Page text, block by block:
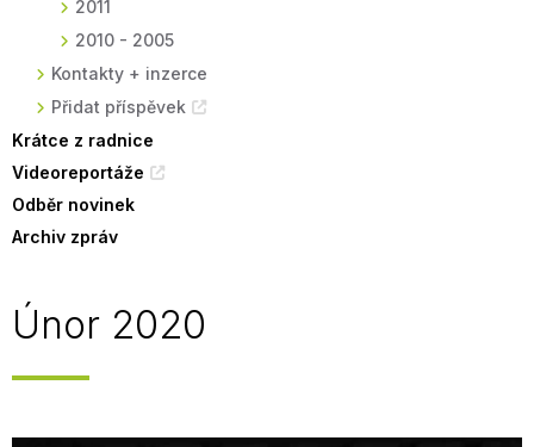
2011
2010 - 2005
Kontakty + inzerce
Přidat příspěvek
Krátce z radnice
Videoreportáže
Odběr novinek
Archiv zpráv
Únor 2020